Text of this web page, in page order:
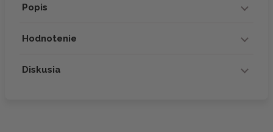
Popis
Hodnotenie
Diskusia